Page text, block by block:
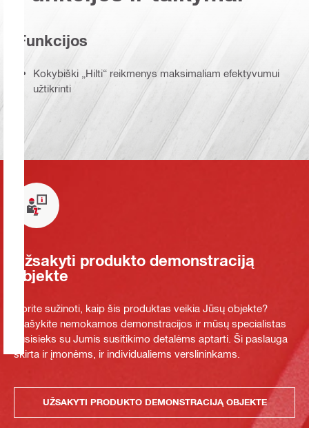
Funkcijos
Kokybiški „Hilti“ reikmenys maksimaliam efektyvumui
užtikrinti
Užsakyti produkto demonstraciją
objekte
Norite sužinoti, kaip šis produktas veikia Jūsų objekte?
Prašykite nemokamos demonstracijos ir mūsų specialistas
susisieks su Jumis susitikimo detalėms aptarti. Ši paslauga
skirta ir įmonėms, ir individualiems verslininkams.
UŽSAKYTI PRODUKTO DEMONSTRACIJĄ OBJEKTE